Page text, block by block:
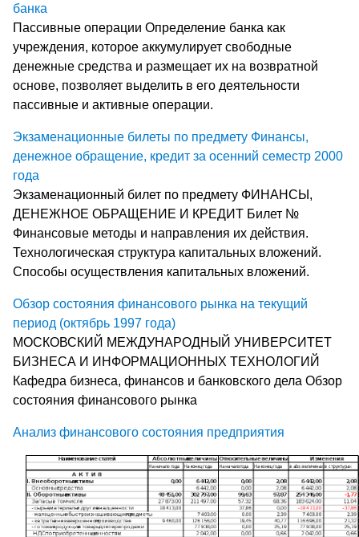
банка
Пассивные операции Определение банка как
учреждения, которое аккумулирует свободные
денежные средства и размещает их на возвратной
основе, позволяет выделить в его деятельности
пассивные и активные операции.
Экзаменационные билеты по предмету Финансы,
денежное обращение, кредит за осенний семестр 2000
года
Экзаменационный билет по предмету ФИНАНСЫ,
ДЕНЕЖНОЕ ОБРАЩЕНИЕ И КРЕДИТ Билет №
Финансовые методы и направления их действия.
Технологическая структура капитальных вложений.
Способы осуществления капитальных вложений.
Обзор состояния финансового рынка на текущий
период (октябрь 1997 года)
МОСКОВСКИЙ МЕЖДУНАРОДНЫЙ УНИВЕРСИТЕТ
БИЗНЕСА И ИНФОРМАЦИОННЫХ ТЕХНОЛОГИЙ
Кафедра бизнеса, финансов и банковского дела Обзор
состояния финансового рынка
Анализ финансового состояния предприятия